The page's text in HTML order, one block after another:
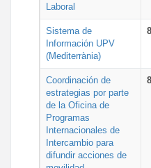
Laboral
Sistema de
Información UPV
(Mediterrània)
Coordinación de
estrategias por parte
de la Oficina de
Programas
Internacionales de
Intercambio para
difundir acciones de